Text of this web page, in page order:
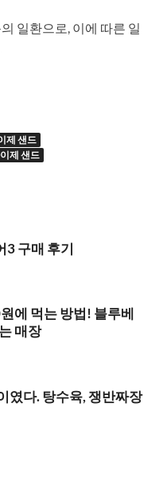
일환으로, 이에 따른 일
제 샌드
제 샌드
3 구매 후기
에 먹는 방법! 블루베
매장
였다. 탕수육, 쟁반짜장